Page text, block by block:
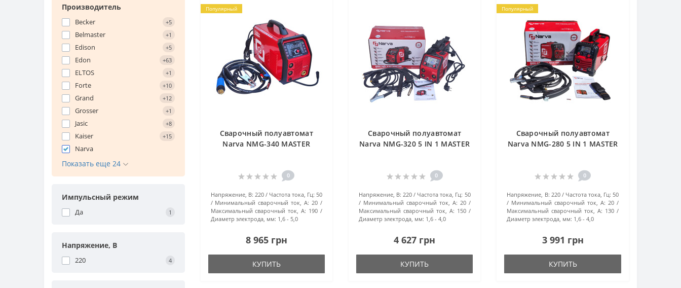
Производитель
Becker +5
Belmaster +1
Edison +5
Edon +63
ELTOS +1
Forte +10
Grand +12
Grosser +1
Jasic +8
Kaiser +15
Narva
Показать еще 24
Импульсный режим
Да 1
Напряжение, В
220 4
Популярный
Сварочный полуавтомат
Narva NMG-340 MASTER
0
Напряжение, В: 220 Частота тока, Гц: 50
Минимальный сварочный ток, А: 20
Максимальный сварочный ток, А: 190
Диаметр электрода, мм: 1,6 - 5,0
8 965 грн
КУПИТЬ
Сварочный полуавтомат
Narva NMG-320 5 IN 1 MASTER
0
Напряжение, В: 220 Частота тока, Гц: 50
Минимальный сварочный ток, А: 20
Максимальный сварочный ток, А: 150
Диаметр электрода, мм: 1,6 - 4,0
4 627 грн
КУПИТЬ
Популярный
Сварочный полуавтомат
Narva NMG-280 5 IN 1 MASTER
0
Напряжение, В: 220 Частота тока, Гц: 50
Минимальный сварочный ток, А: 20
Максимальный сварочный ток, А: 130
Диаметр электрода, мм: 1,6 - 4,0
3 991 грн
КУПИТЬ